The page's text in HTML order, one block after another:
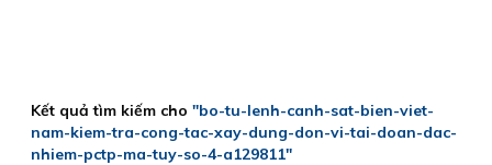
Kết quả tìm kiếm cho "bo-tu-lenh-canh-sat-bien-viet-
nam-kiem-tra-cong-tac-xay-dung-don-vi-tai-doan-dac-
nhiem-pctp-ma-tuy-so-4-a129811"